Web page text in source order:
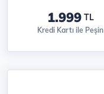
1.999 TL
Kredi Kartı ile Peşin